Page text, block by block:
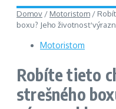
Domov / Motoristom /
boxu? Jeho životnosť
Motoristom
Robíte tieto
strešného